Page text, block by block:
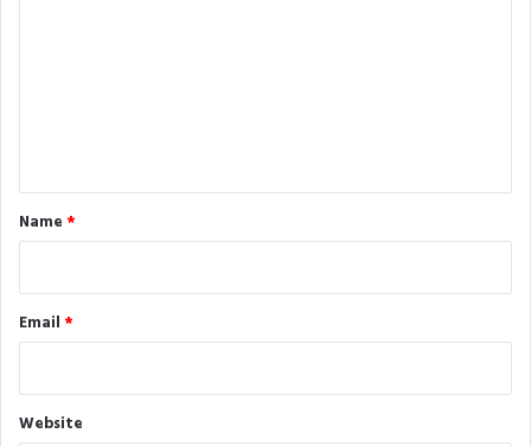
*
Name *
Email *
Website